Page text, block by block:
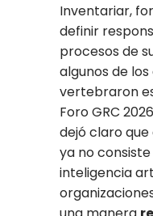
Inventariar,
definir
procesos de
algunos de
vertebraron
Foro GRC
dejó claro
ya no
inteligencia